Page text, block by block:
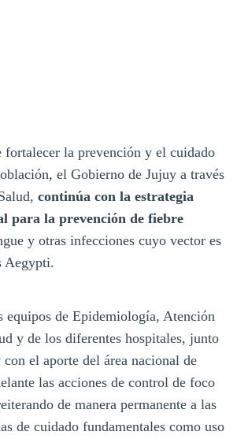
la prevención y el cuidado
el Gobierno de Jujuy a través
continúa con la estrategia
para la prevención de fiebre
y otras infecciones cuyo vector es
Aegypti.
equipos de Epidemiología, Atención
y de los diferentes hospitales, junto
el aporte del área nacional de
las acciones de control de foco
de manera permanente a las
de cuidado fundamentales como uso